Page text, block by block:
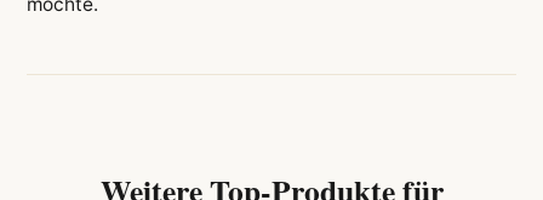
Weitere Top-Produkte für